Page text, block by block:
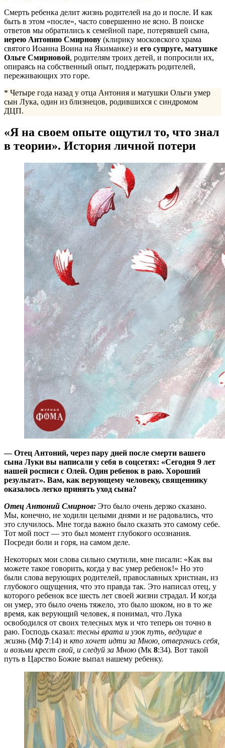
Смерть ребенка делит жизнь родителей на до и после. И как
быть в этом «после», часто совершенно не ясно. В поиске
ответов мы обратились к семейной паре, потерявшей сына,
иерею Антонию Смирнову (клирику московского храма
святого Иоанна Воина на Якиманке) и его супруге, матушке
Ольге Смирновой, родителям троих детей, и попросили их,
опираясь на собственный опыт, поддержать родителей,
переживающих это горе.
* Четыре года назад у отца Антония и матушки Ольги умер
сын Лука, один из близнецов, родившихся с синдромом
ДЦП.
«Я на своем опыте ощутил то, что знал
в теории». История личной потери
— Отец Антоний, через пару дней после смерти вашего
сына Луки вы написали у себя в соцсетях: «Сегодня 9 лет
нашей росписи с Олей. Один ребенок в раю. Хороший
результат». Вам, как верующему человеку, священнику
оказалось легко принять уход сына?
Отец Антоний Смирнов: Это было очень дерзко сказано.
Мы, конечно, не ходили целыми днями и не радовались, что
это случилось. Мне тогда важно было сказать это самому себе.
Тот мой пост — это был момент глубокого осознания.
Посреди боли и горя, на самом деле.
Некоторых мои слова сильно смутили, мне писали: «Как вы
можете такое говорить, когда у вас умер ребенок!» Но это
были слова верующих родителей, православных христиан, из
глубокого ощущения, что это правда так. Это написал отец, у
которого ребенок все шесть лет своей жизни страдал. И когда
он умер, это было очень тяжело, это было шоком, но в то же
время, как верующий человек, я понимал, что Лука
освободился от своих телесных мук и что теперь он точно в
раю. Господь сказал: тесны́ врата и узок путь, ведущие в
жизнь (Мф 7:14) и кто хочет идти за Мною, отвергнись себя,
и возьми крест свой, и следуй за Мною (Мк 8:34). Вот такой
путь в Царство Божие выпал нашему ребенку.